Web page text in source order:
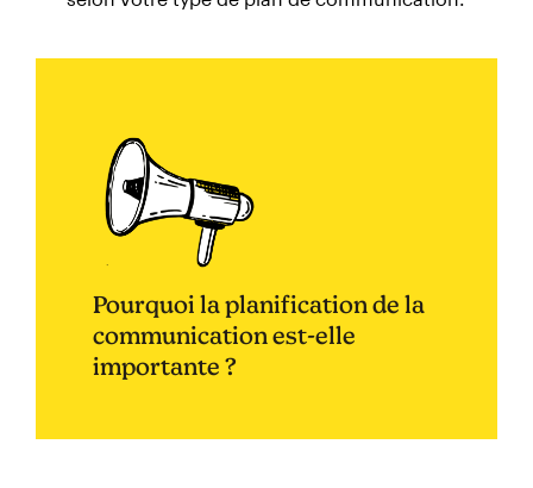
Pourquoi la planification de la
communication est-elle
importante ?